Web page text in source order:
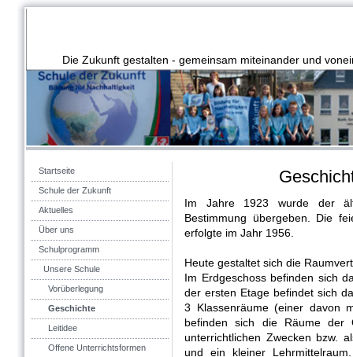
Die Zukunft gestalten - gemeinsam miteinander und
Startseite
Schule der Zukunft
Aktuelles
Über uns
Schulprogramm
Unsere Schule
Vorüberlegung
Geschichte
Leitidee
Offene Unterrichtsformen
Im Jahre 1923 wurde der
Bestimmung übergeben. Die
erfolgte im Jahr 1956.
Heute gestaltet sich die
Im Erdgeschoss befinden sich
der ersten Etage befindet sich
3 Klassenräume (einer davon
befinden sich die Räume der
unterrichtlichen Zwecken bzw.
und ein kleiner